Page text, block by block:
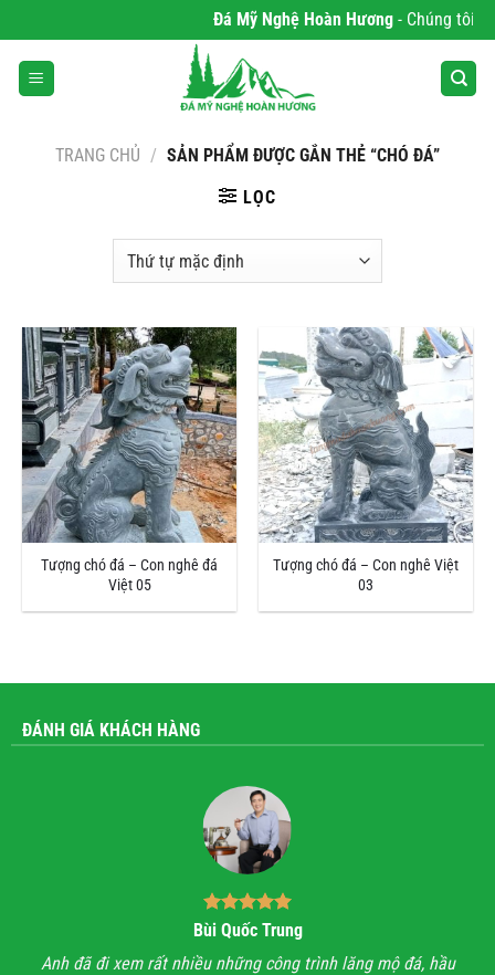
qua
nội
dung
Đá Mỹ Nghệ Hoàn Hương- Chúng tôi
TRANG CHỦ / SẢN PHẨM ĐƯỢC GẮN THẺ “CHÓ ĐÁ”
LỌC
Tượng chó đá – Con nghê đá
Việt 05
Tượng chó đá – Con nghê Việt
03
ĐÁNH GIÁ KHÁCH HÀNG
Bùi Quốc Trung
Anh đã đi xem rất nhiều những công trình lăng mộ đá, hầu